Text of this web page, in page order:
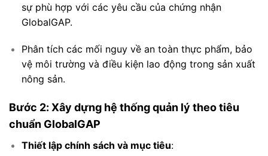
sự phù hợp với các yêu cầu của chứng nhận
GlobalGAP.
Phân tích các mối nguy về an toàn thực phẩm, bảo
vệ môi trường và điều kiện lao động trong sản xuất
nông sản.
Bước 2: Xây dựng hệ thống quản lý theo tiêu
chuẩn GlobalGAP
Thiết lập chính sách và mục tiêu: